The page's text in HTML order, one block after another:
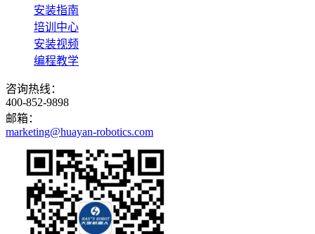
安装指南
培训中心
安装视频
编程教学
咨询热线：
400-852-9898
邮箱：
marketing@huayan-robotics.com